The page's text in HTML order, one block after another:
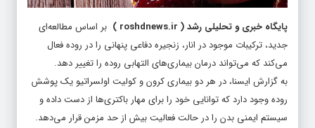
پایگاه خبری و تحلیلی رشد(
roshdnews.ir
) بر اساس مطالعه‌ای
جدید، ترکیبات موجود در انار، زنجیره دفاعی پنهانی را در روده فعال
می‌کند که می‌تواند درمان بیماری‌های التهابی روده را تغییر دهد.
به گزارش ایسنا، در هر دو بیماری کرون و کولیت اولسراتیو یک پوشش
روده وجود دارد که توانایی خود را برای مهار باکتری‌ها از دست داده و
سیستم ایمنی بدن را در حالت فعالیت بیش از حد مزمن قرار می‌دهد.